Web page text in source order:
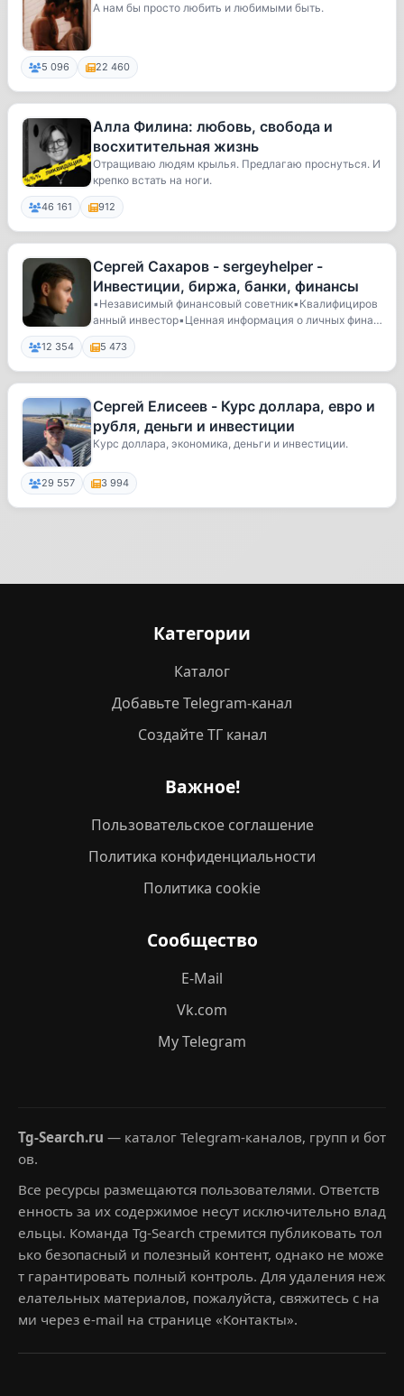
А нам бы просто любить и любимыми быть.
5 096 22 460
Алла Филина: любовь, свобода и
восхитительная жизнь
Отращиваю людям крылья. Предлагаю проснуться. И
крепко встать на ноги.
46 161 912
Сергей Сахаров - sergeyhelper -
Инвестиции, биржа, банки, финансы
▪️Независимый финансовый советник▪️Квалифициров
анный инвестор▪️Ценная информация о личных финан
са...
12 354 5 473
Сергей Елисеев - Курс доллара, евро и
рубля, деньги и инвестиции
Курс доллара, экономика, деньги и инвестиции.
29 557 3 994
Категории
Каталог
Добавьте Telegram-канал
Создайте ТГ канал
Важное!
Пользовательское соглашение
Политика конфиденциальности
Политика cookie
Сообщество
E-Mail
Vk.com
My Telegram
Tg-Search.ru — каталог Telegram-каналов, групп и бот
ов.
Все ресурсы размещаются пользователями. Ответств
енность за их содержимое несут исключительно влад
ельцы. Команда Tg-Search стремится публиковать тол
ько безопасный и полезный контент, однако не може
т гарантировать полный контроль. Для удаления неж
елательных материалов, пожалуйста, свяжитесь с на
ми через e-mail на странице «Контакты».